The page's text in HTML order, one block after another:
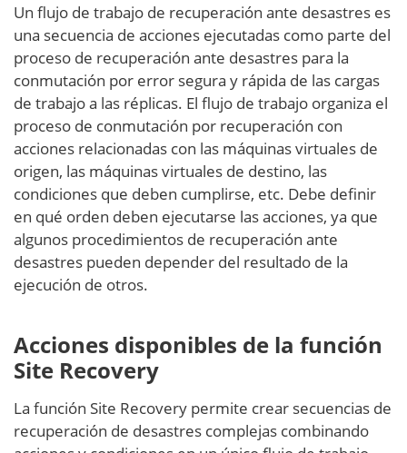
Un flujo de trabajo de recuperación ante desastres es
una secuencia de acciones ejecutadas como parte del
proceso de recuperación ante desastres para la
conmutación por error segura y rápida de las cargas
de trabajo a las réplicas. El flujo de trabajo organiza el
proceso de conmutación por recuperación con
acciones relacionadas con las máquinas virtuales de
origen, las máquinas virtuales de destino, las
condiciones que deben cumplirse, etc. Debe definir
en qué orden deben ejecutarse las acciones, ya que
algunos procedimientos de recuperación ante
desastres pueden depender del resultado de la
ejecución de otros.
Acciones disponibles de la función
Site Recovery
La función Site Recovery permite crear secuencias de
recuperación de desastres complejas combinando